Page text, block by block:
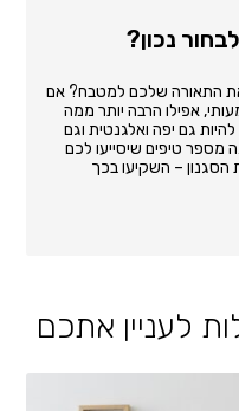
נכון?
התאורה שלכם למטבח? אם
אפילו הרבה יותר ממה
גם יפה ואלגנטית וגם
מספר טיפים שיסייעו לכם
הסגנון – השקיעו בכך
לעניין אתכם